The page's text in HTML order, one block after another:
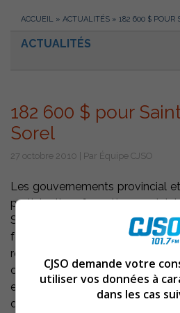
ACCUEIL » ACTUALITÉS » 182 600 $ POUR
ACTUALITÉS
182 600 $ pour
Sorel
27 octobre 2010 | Par Équipe CJSO
Les gouvernements provincial
participation financière
Saint-Joseph-de-Sorel,
fédérale-provinciale
renouvellement des
contribution de la ville, ce
estimés à 273 900 $ qui
d’importants travaux
CJSO demande votre
utiliser vos données à
dans les cas